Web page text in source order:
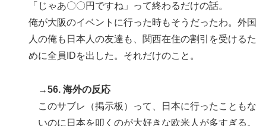
「じゃあ〇〇円ですね」って終わるだけの話。
俺が大阪のイベントに行った時もそうだったわ。外国
人の俺も日本人の友達も、関西在住の割引を受けるた
めに全員IDを出した。それだけのこと。
→56. 海外の反応
このサブレ（掲示板）って、日本に行ったこともな
いのに日本を叩くのが大好きな欧米人が多すぎる。